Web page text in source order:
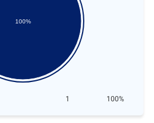
100%
1 100%